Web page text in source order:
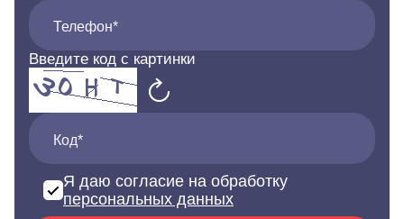
Телефон*
Введите код с картинки
Код*
Я даю согласие на обработку
персональных данных